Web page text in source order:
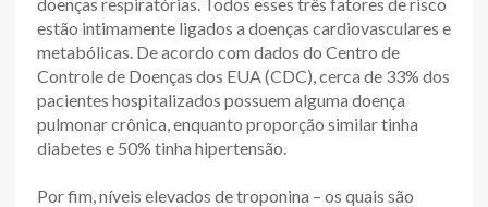
estão intimamente ligados a doenças cardiovasculares e
metabólicas. De acordo com dados do Centro de
Controle de Doenças dos EUA (CDC), cerca de 33% dos
pacientes hospitalizados possuem alguma doença
pulmonar crônica, enquanto proporção similar tinha
diabetes e 50% tinha hipertensão.
Por fim, níveis elevados de troponina – os quais são